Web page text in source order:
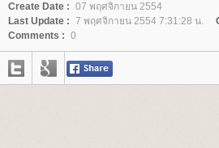
Create Date : 07 พฤศจิกายน 2554
Last Update : 7 พฤศจิกายน 2554 7:31:28 น.
Comments : 0